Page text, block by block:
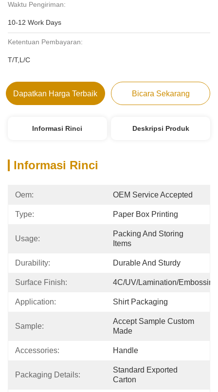
Waktu Pengiriman:
10-12 Work Days
Ketentuan Pembayaran:
T/T,L/C
Dapatkan Harga Terbaik Bicara Sekarang
Informasi Rinci Deskripsi Produk
Informasi Rinci
Oem: OEM Service Accepted
Type: Paper Box Printing
Usage:
Packing And Storing
Items
Durability: Durable And Sturdy
Surface Finish: 4C/UV/Lamination/
Application: Shirt Packaging
Sample:
Accept Sample Custom
Made
Accessories: Handle
Packaging Details:
Standard Exported
Carton